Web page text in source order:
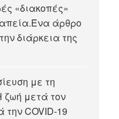
«διακοπές»
άρθρο
διάρκεια της
με τη
μετά τον
την COVID-19